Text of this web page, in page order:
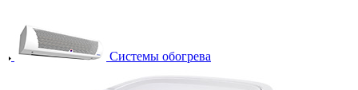
Системы обогрева